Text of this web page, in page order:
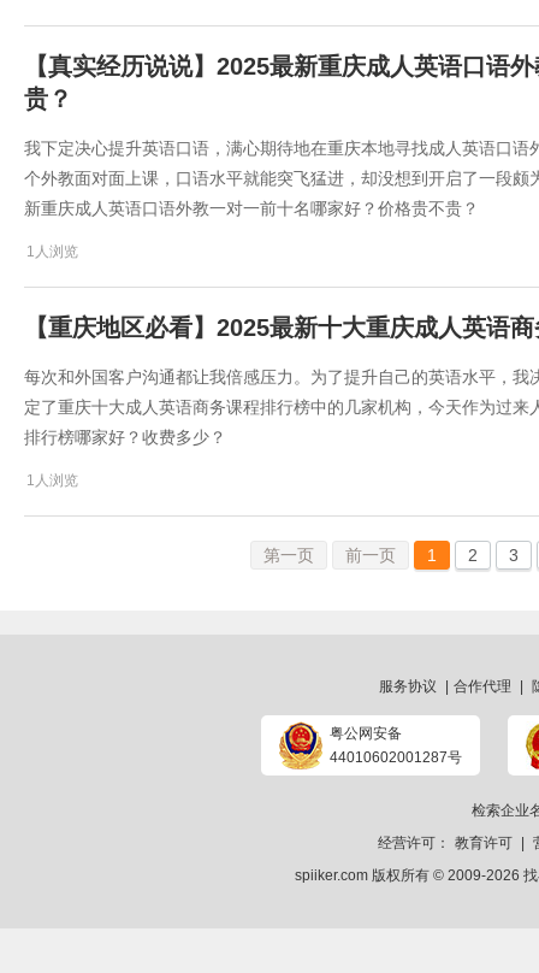
【真实经历说说】2025最新重庆成人英语口语
贵？
我下定决心提升英语口语，满心期待地在重庆本地寻找成人英语口
个外教面对面上课，口语水平就能突飞猛进，却没想到开启了一段
新重庆成人英语口语外教一对一前十名哪家好？价格贵不贵？
1人浏览
【重庆地区必看】2025最新十大重庆成人英语
每次和外国客户沟通都让我倍感压力。为了提升自己的英语水平，
定了重庆十大成人英语商务课程排行榜中的几家机构，今天作为过
排行榜哪家好？收费多少？
1人浏览
第一页 前一页 1 2 3
服务协议 合作代理
粤公网安备
44010602001287号
检索企业
经营许可：
教育许可
spiiker.com 版权所有 © 2009-2026